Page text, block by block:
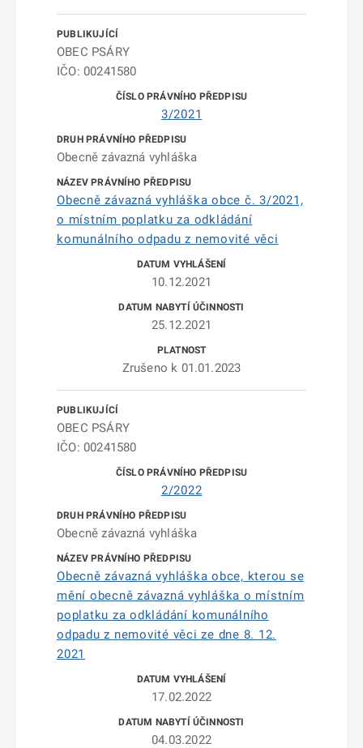
OBEC PSÁRY
IČO: 00241580
3/2021
Obecně závazná vyhláška
Obecně závazná vyhláška obce č. 3/2021,
o místním poplatku za odkládání
komunálního odpadu z nemovité věci
10.12.2021
25.12.2021
Zrušeno k 01.01.2023
OBEC PSÁRY
IČO: 00241580
2/2022
Obecně závazná vyhláška
Obecně závazná vyhláška obce, kterou se
mění obecně závazná vyhláška o místním
poplatku za odkládání komunálního
odpadu z nemovité věci ze dne 8. 12.
2021
17.02.2022
04.03.2022